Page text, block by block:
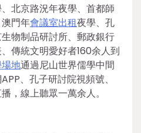
北京路況年夜學、首都師
門年會議室出租夜學、孔
物制品研討所、郵政銀行
傳統文明愛好者160余人到
地通過尼山世界儒學中間
、孔子研討院視頻號、
，線上聽眾一萬余人。